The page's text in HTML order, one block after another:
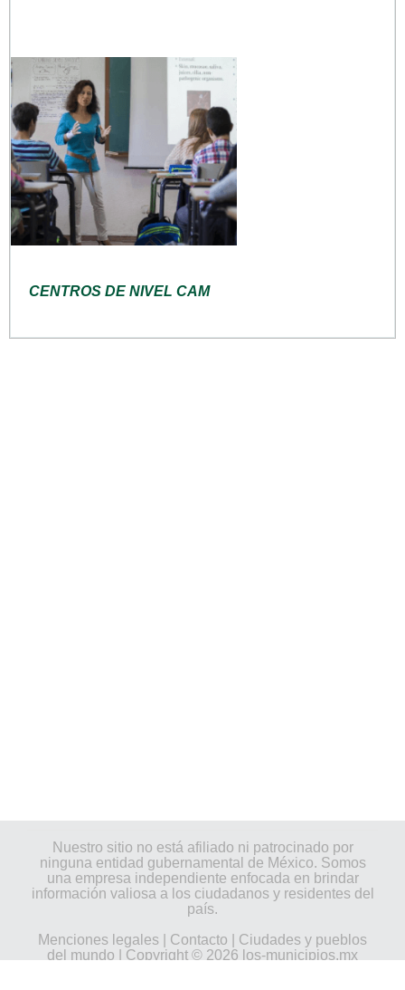
CENTROS DE NIVEL CAM
Nuestro sitio no está afiliado ni patrocinado por
ninguna entidad gubernamental de México. Somos
una empresa independiente enfocada en brindar
información valiosa a los ciudadanos y residentes del
país.
Menciones legales
Contacto
Ciudades y pueblos
del mundo | Copyright © 2026 los-municipios.mx